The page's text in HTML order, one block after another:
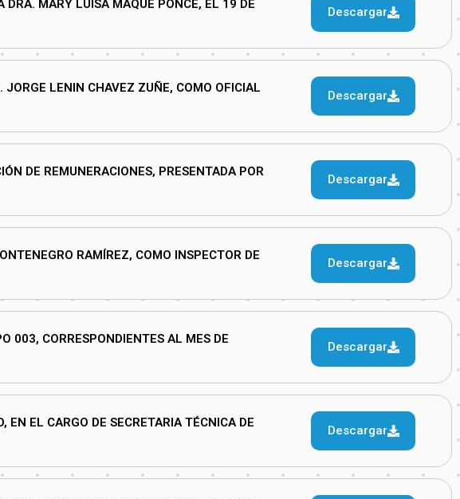
MARY LUISA MAQUE PONCE, EL 19 DE
Descargar
LENIN CHAVEZ ZUÑE, COMO OFICIAL
Descargar
DE REMUNERACIONES, PRESENTADA POR
Descargar
RAMÍREZ, COMO INSPECTOR DE
Descargar
003, CORRESPONDIENTES AL MES DE
Descargar
EL CARGO DE SECRETARIA TÉCNICA DE
Descargar